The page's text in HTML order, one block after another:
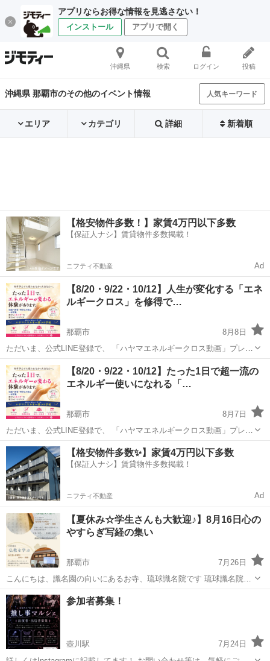
アプリならお得な情報を見逃さない！
インストール アプリで開く
沖縄県 検索 ログイン 投稿
沖縄県 那覇市のその他のイベント情報 人気キーワード
エリア カテゴリ 詳細 新着順
【格安物件多数！】家賃4万円以下多数
【保証人ナシ】賃貸物件多数掲載！
ニフティ不動産 Ad
【8/20・9/22・10/12】人生が変化する「エネ
ルギークロス」を修得で…
那覇市
8月8日
ただいま、公式LINE登録で、 「ハヤマエネルギークロス動画」プレゼ
ント中！ 受け取ってぜひエネルギーを体感してみてくださいね。 🌟公
式LINE https://lin.ee/yKDs9CZ ...
沖縄 那覇市
【8/20・9/22・10/12】たった1日で超一流の
エネルギー使いになれる「…
那覇市
8月7日
ただいま、公式LINE登録で、 「ハヤマエネルギークロス動画」プレゼ
ント中！ 受け取ってぜひエネルギーを体感してみてくださいね。 🌟公
式LINE https://lin.ee/yKDs9CZ ...
沖縄 那覇市 その他 エネルギー
【格安物件多数✨】家賃4万円以下多数
【保証人ナシ】賃貸物件多数掲載！
ニフティ不動産 Ad
【夏休み☆学生さんも大歓迎♪】8月16日心の
やすらぎ写経の集い
那覇市
7月26日
こんにちは、識名園の向いにあるお寺、琉球識名院です 琉球識名院の
本堂は、沖縄最大級の木造建築寺院。 樹齢千年のヒバの木の香りに包
まれて、静寂な時間をお過ごしください 開催日：8月16日（日） 開
催...
沖縄 那覇市 その他
参加者募集！
壺川駅
7月24日